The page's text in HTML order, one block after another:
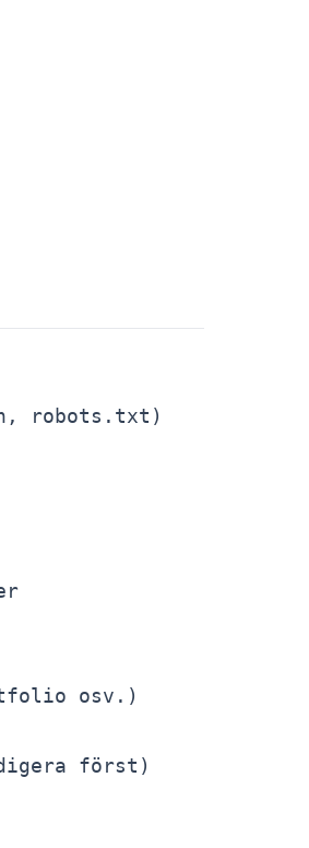
robots.txt)
osv.)
först)